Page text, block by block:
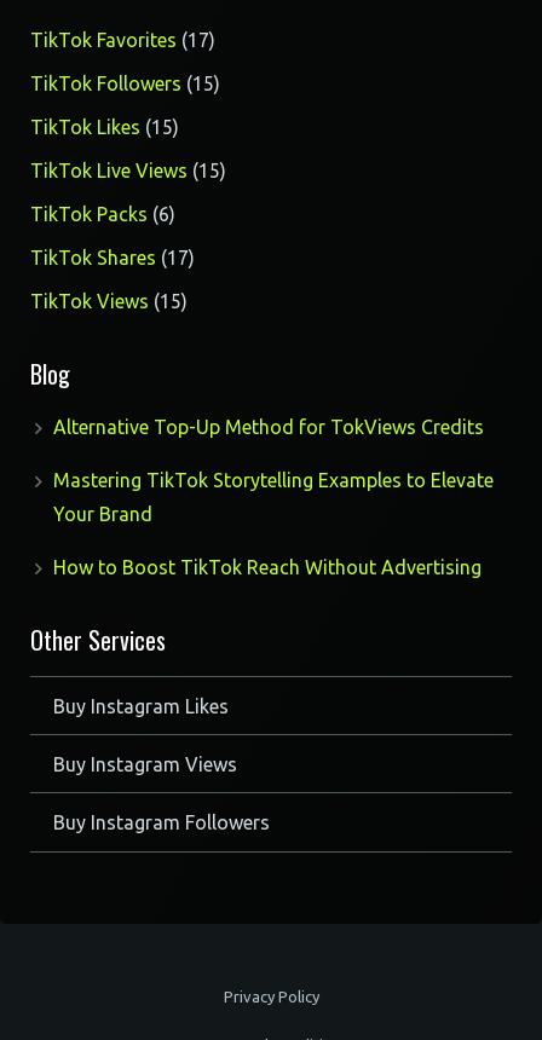
TikTok Favorites 1717
products
TikTok Followers 1515
TikTok Likes 1515
products
TikTok Live Views 1515
TikTok Packs 66
products
TikTok Shares 1717
TikTok Views 1515
Blog
Alternative Top-Up Method for TokViews Credits
Mastering TikTok Storytelling Examples to Elevate
Your Brand
How to Boost TikTok Reach Without Advertising
Other Services
Buy Instagram Likes
Buy Instagram Views
Buy Instagram Followers
Privacy Policy